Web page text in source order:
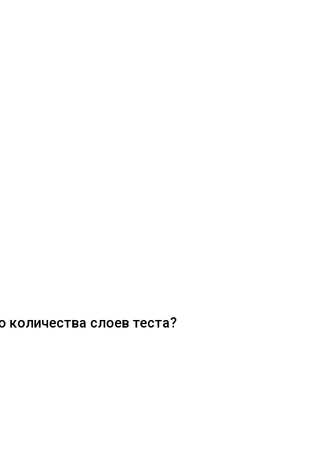
количества слоев теста?